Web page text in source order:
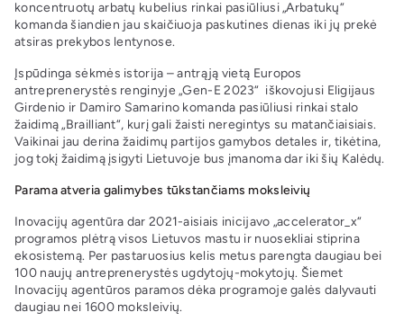
koncentruotų arbatų kubelius rinkai pasiūliusi „Arbatukų“
komanda šiandien jau skaičiuoja paskutines dienas iki jų prekė
atsiras prekybos lentynose.
Įspūdinga sėkmės istorija – antrąją vietą Europos
antreprenerystės renginyje „Gen-E 2023“ iškovojusi Eligijaus
Girdenio ir Damiro Samarino komanda pasiūliusi rinkai stalo
žaidimą „Brailliant“, kurį gali žaisti neregintys su matančiaisiais.
Vaikinai jau derina žaidimų partijos gamybos detales ir, tikėtina,
jog tokį žaidimą įsigyti Lietuvoje bus įmanoma dar iki šių Kalėdų.
Parama atveria galimybes tūkstančiams moksleivių
Inovacijų agentūra dar 2021-aisiais inicijavo „accelerator_x“
programos plėtrą visos Lietuvos mastu ir nuosekliai stiprina
ekosistemą. Per pastaruosius kelis metus parengta daugiau bei
100 naujų antreprenerystės ugdytojų-mokytojų. Šiemet
Inovacijų agentūros paramos dėka programoje galės dalyvauti
daugiau nei 1600 moksleivių.